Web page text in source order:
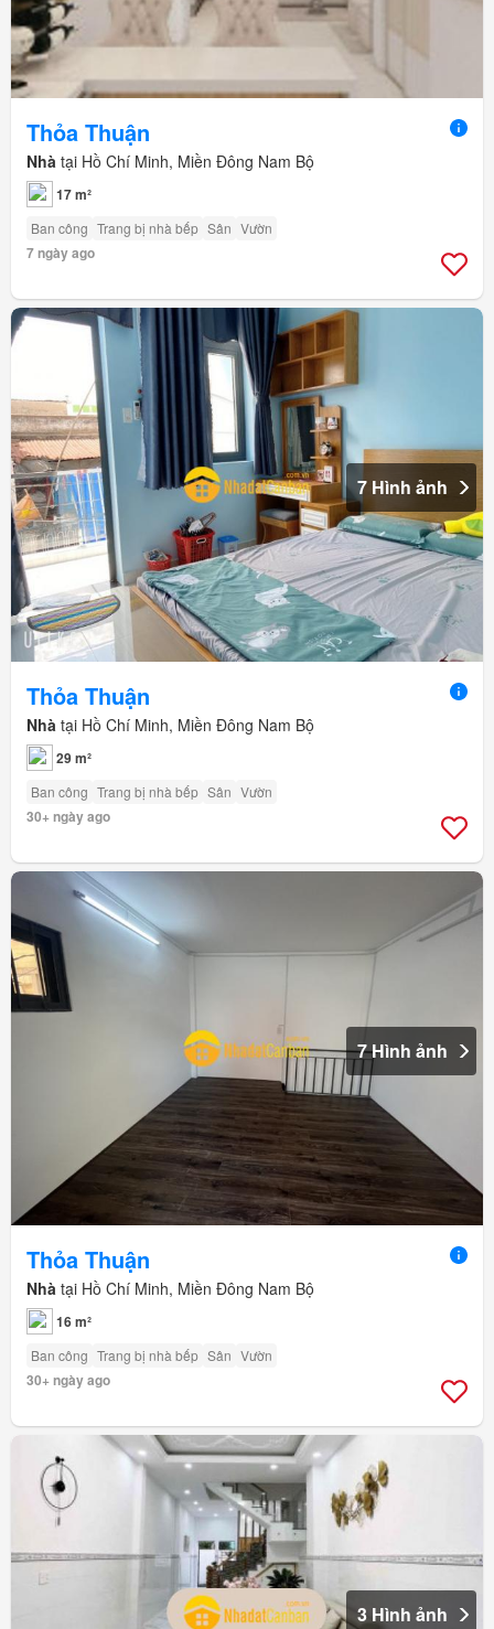
Thỏa Thuận
Nhà tại Hồ Chí Minh, Miền Đông Nam Bộ
17 m²
Ban công Trang bị nhà bếp Sân Vườn
7 ngày ago
7 Hình ảnh
Thỏa Thuận
Nhà tại Hồ Chí Minh, Miền Đông Nam Bộ
29 m²
Ban công Trang bị nhà bếp Sân Vườn
30+ ngày ago
7 Hình ảnh
Thỏa Thuận
Nhà tại Hồ Chí Minh, Miền Đông Nam Bộ
16 m²
Ban công Trang bị nhà bếp Sân Vườn
30+ ngày ago
3 Hình ảnh